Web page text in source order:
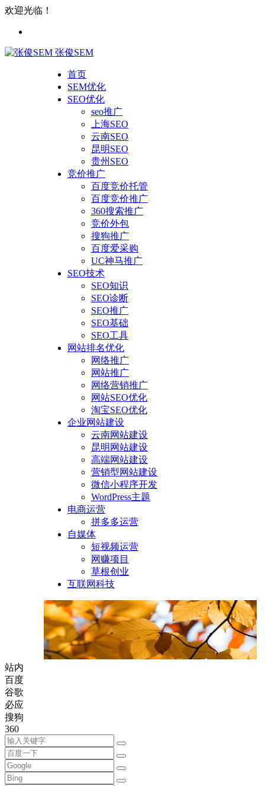
欢迎光临！
张俊SEM
首页
SEM优化
SEO优化
seo推广
上海SEO
云南SEO
昆明SEO
贵州SEO
竞价推广
百度竞价托管
百度竞价推广
360搜索推广
竞价外包
搜狗推广
百度爱采购
UC神马推广
SEO技术
SEO知识
SEO诊断
SEO推广
SEO基础
SEO工具
网站排名优化
网络推广
网站推广
网络营销推广
网站SEO优化
淘宝SEO优化
企业网站建设
云南网站建设
昆明网站建设
高端网站建设
营销型网站建设
微信小程序开发
WordPress主题
电商运营
拼多多运营
自媒体
短视频运营
网赚项目
草根创业
互联网科技
站内
百度
谷歌
必应
搜狗
360